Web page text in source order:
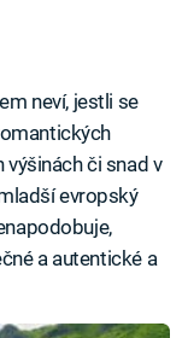
neví, jestli se
či snad v
evropský
a autentické a